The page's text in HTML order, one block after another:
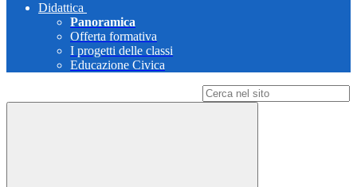
Didattica
Panoramica
Offerta formativa
I progetti delle classi
Educazione Civica